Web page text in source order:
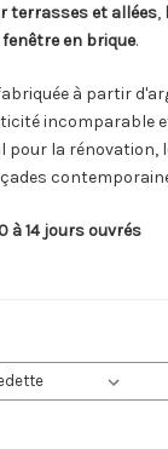
terrasses et allées,
en brique.
à partir
incomparable
pour la rénovation,
à 14 jours ouvrés